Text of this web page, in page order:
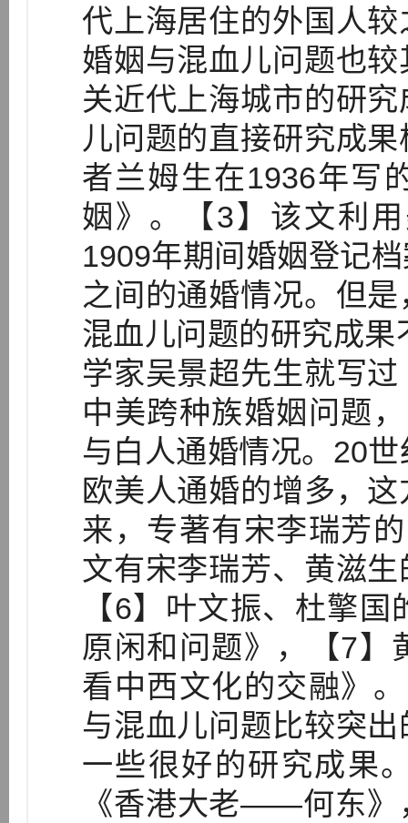
代上海居住的外国人
婚姻与混血儿问题也
关近代上海城市的研
儿问题的直接研究成
者兰姆生在1936年写
姻》。【3】该文利
1909年期间婚姻登记
之间的通婚情况。但
混血儿问题的研究成
学家吴景超先生就写
中美跨种族婚姻问题
与白人通婚情况。20
欧美人通婚的增多，
来，专著有宋李瑞芳
文有宋李瑞芳、黄滋
【6】叶文振、杜擎
原闲和问题》，【7】
看中西文化的交融》
与混血儿问题比较突
一些很好的研究成果
《香港大老——何东》